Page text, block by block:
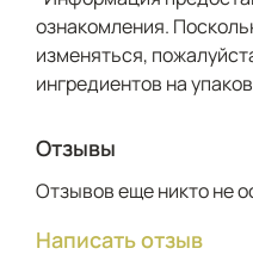
ознакомления.
изменяться,
ингредиентов на
Отзывы
Отзывов еще никто не
Написать отзыв